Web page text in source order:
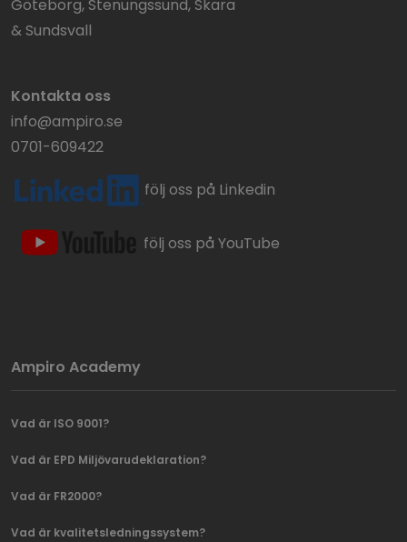
Göteborg, Stenungssund, Skara
& Sundsvall
Kontakta oss
info@ampiro.se
0701-609422
följ oss på Linkedin
följ oss på YouTube
Ampiro Academy
Vad är ISO 9001?
Vad är EPD Miljövarudeklaration?
Vad är FR2000?
Vad är kvalitetsledningssystem?